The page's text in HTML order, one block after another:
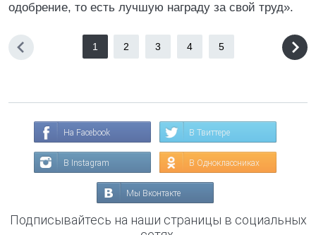
одобрение, то есть лучшую награду за свой труд».
1 2 3 4 5
На Facebook В Твиттере
В Instagram В Одноклассниках
Мы Вконтакте
Подписывайтесь на наши страницы в социальных